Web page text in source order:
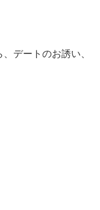
デートのお誘い、